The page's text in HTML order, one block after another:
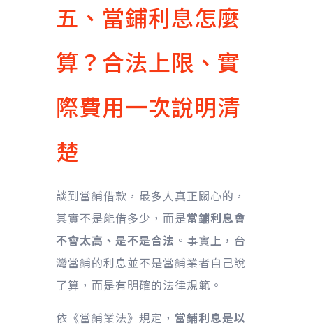
五、當鋪利息怎麼
算？合法上限、實
際費用一次說明清
楚
談到當鋪借款，最多人真正關心的，
其實不是能借多少，而是當鋪利息會
不會太高、是不是合法 。事實上，台
灣當鋪的利息並不是當鋪業者自己說
了算，而是有明確的法律規範。
依《當鋪業法》規定， 當鋪利息是以